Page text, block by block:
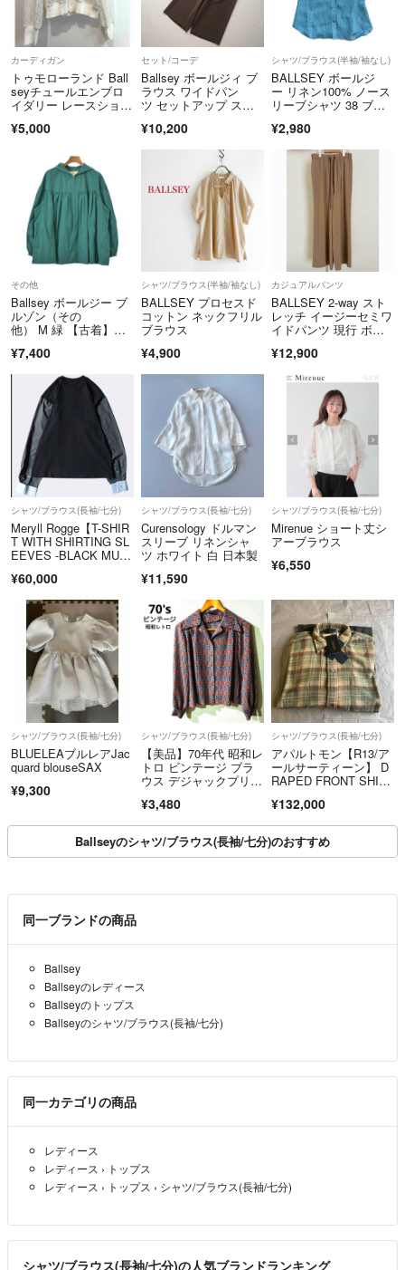
カーディガン
トゥモローランド Ball
seyチュールエンブロ
イダリー レースショー
¥5,000
セット/コーデ
Ballsey ボールジィ ブ
ラウス ワイドパン
ツ セットアップ スト
¥10,200
シャツ/ブラウス(半袖/袖なし)
BALLSEY ボールジ
ー リネン100% ノース
リーブシャツ 38 ブル
¥2,980
その他
Ballsey ボールジー ブ
ルゾン（その
他） M 緑 【古着】
¥7,400
シャツ/ブラウス(半袖/袖なし)
BALLSEY プロセスド
コットン ネックフリル
ブラウス
¥4,900
カジュアルパンツ
BALLSEY 2-way スト
レッチ イージーセミワ
イドパンツ 現行 ボー
¥12,900
シャツ/ブラウス(長袖/七分)
Meryll Rogge【T-SHIR
T WITH SHIRTING SL
EEVES -BLACK MULT
¥60,000
シャツ/ブラウス(長袖/七分)
Curensology ドルマン
スリーブ リネンシャ
ツ ホワイト 白 日本製
¥11,590
シャツ/ブラウス(長袖/七分)
Mirenue ショート丈シ
アーブラウス
¥6,550
シャツ/ブラウス(長袖/七分)
BLUELEAブルレアJac
quard blouseSAX
¥9,300
シャツ/ブラウス(長袖/七分)
【美品】70年代 昭和レ
トロ ビンテージ ブラ
ウス デジャックプリン
¥3,480
シャツ/ブラウス(長袖/七分)
アパルトモン【R13/ア
ールサーティーン】 D
RAPED FRONT SHIR
¥132,000
Ballseyのシャツ/ブラウス(長袖/七分)のおすすめ
同一ブランドの商品
Ballsey
Ballseyのレディース
Ballseyのトップス
Ballseyのシャツ/ブラウス(長袖/七分)
同一カテゴリの商品
レディース
レディース › トップス
レディース › トップス › シャツ/ブラウス(長袖/七分)
シャツ/ブラウス(長袖/七分)の人気ブランドランキング